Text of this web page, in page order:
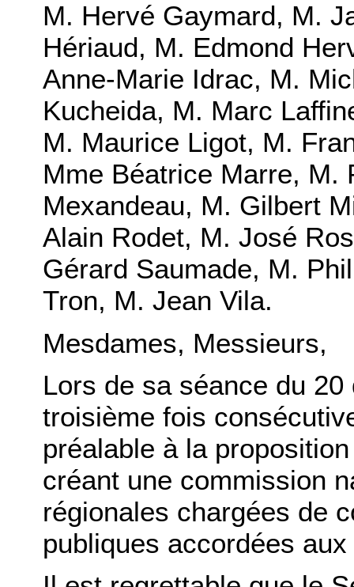
M. Hervé Gaymard, M.
Hériaud, M. Edmond
Anne-Marie Idrac, M.
Kucheida, M. Marc
M. Maurice Ligot, M.
Mme Béatrice Marre, M.
Mexandeau, M. Gilbert
Alain Rodet, M. José
Gérard Saumade, M.
Tron, M. Jean Vila.
Mesdames, Messieurs,
Lors de sa séance du
troisième fois
préalable à la
créant une commission
régionales chargées de
publiques accordées